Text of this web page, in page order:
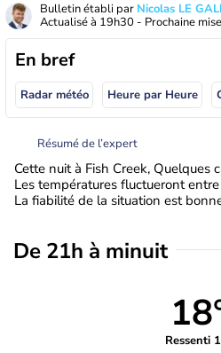
Bulletin établi par Nicolas LE
Actualisé à 19h30 - Prochaine
En bref
Radar météo Heure par Heure
Résumé de l’expert
Cette nuit à Fish Creek, Quelques
Les températures fluctueront
La fiabilité de la situation est
De 21h à minuit
Ressenti